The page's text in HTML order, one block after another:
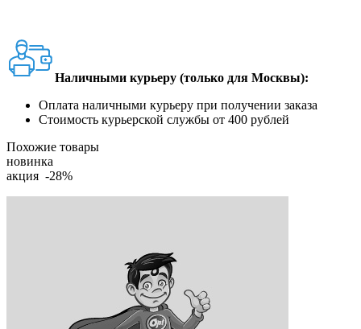
Наличными курьеру (только для Москвы):
Оплата наличными курьеру при получении заказа
Стоимость курьерской службы от 400 рублей
Похожие товары
новинка
акция -28%